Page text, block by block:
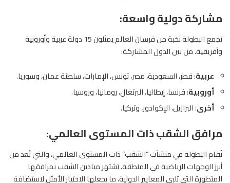
مشاركة دولية واسعة:
تجمع البطولة نخبة منفرسان
العالم يمثلون 15 دولة عربية وأوروبية
وأفريقية. من بين الدول المشاركة:
عربية: قطر، السعودية، مصر، تونس، الإمارات، سلطنة عمان، وسوريا.
أوروبية: فرنسا، إيطاليا، البرتغال، رومانيا، وروسيا.
أخرى: البرازيل، الإكوادور، وتركيا.
مرافق الشقب ذات المستوى العالمي:
تُقام البطولة في منشآت “الشقب” ذات المستوى العالمي، والتي تُعد من
أبرز الوجهات الرياضية في المنطقة. تشتهر ميادين الشقب بمرافقها
المتطورة التي تلبي المعايير الدولية، ما يجعلها الاختيار الأمثل لاستضافة